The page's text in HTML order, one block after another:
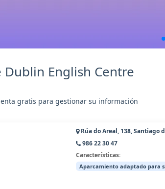
English Centre
gratis para gestionar su información
Rúa do Areal, 138, Santiago
986 22 30 47
Características:
Aparcamiento adaptado para